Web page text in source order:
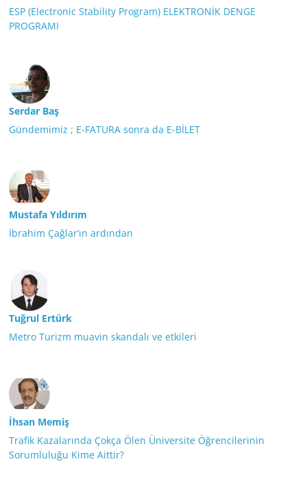
ESP (Electronic Stability Program) ELEKTRONİK DENGE
PROGRAMI
Serdar Baş
Gündemimiz ; E-FATURA sonra da E-BİLET
Mustafa Yıldırım
İbrahim Çağlar’ın ardından
Tuğrul Ertürk
Metro Turizm muavin skandalı ve etkileri
İhsan Memiş
Trafik Kazalarında Çokça Ölen Üniversite Öğrencilerinin
Sorumluluğu Kime Aittir?